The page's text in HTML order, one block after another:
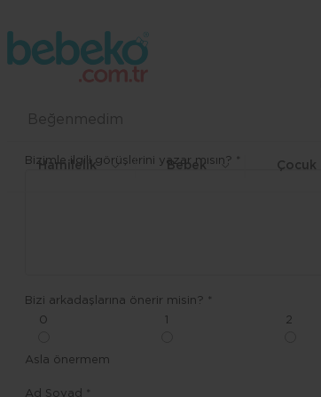
Hamilelik Bebek Çocuk
Beğenmedim
Bizimle ilgili görüşlerini yazar mısın? *
Bizi arkadaşlarına önerir misin? *
0
2
Asla önermem
Ad Soyad *